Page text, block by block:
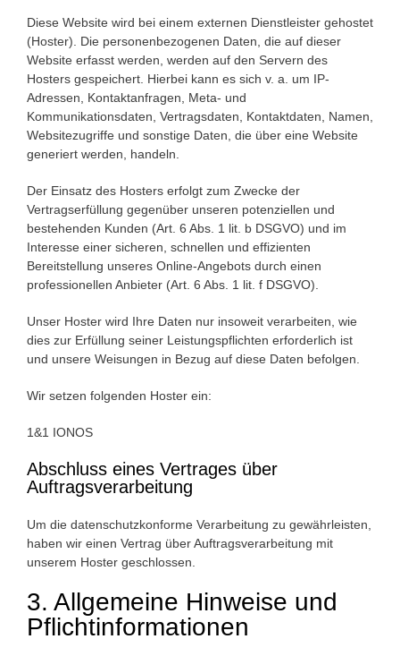
Diese Website wird bei einem externen Dienstleister gehostet
(Hoster). Die personenbezogenen Daten, die auf dieser
Website erfasst werden, werden auf den Servern des
Hosters gespeichert. Hierbei kann es sich v. a. um IP-
Adressen, Kontaktanfragen, Meta- und
Kommunikationsdaten, Vertragsdaten, Kontaktdaten, Namen,
Websitezugriffe und sonstige Daten, die über eine Website
generiert werden, handeln.
Der Einsatz des Hosters erfolgt zum Zwecke der
Vertragserfüllung gegenüber unseren potenziellen und
bestehenden Kunden (Art. 6 Abs. 1 lit. b DSGVO) und im
Interesse einer sicheren, schnellen und effizienten
Bereitstellung unseres Online-Angebots durch einen
professionellen Anbieter (Art. 6 Abs. 1 lit. f DSGVO).
Unser Hoster wird Ihre Daten nur insoweit verarbeiten, wie
dies zur Erfüllung seiner Leistungspflichten erforderlich ist
und unsere Weisungen in Bezug auf diese Daten befolgen.
Wir setzen folgenden Hoster ein:
1&1 IONOS
Abschluss eines Vertrages über
Auftragsverarbeitung
Um die datenschutzkonforme Verarbeitung zu gewährleisten,
haben wir einen Vertrag über Auftragsverarbeitung mit
unserem Hoster geschlossen.
3. Allgemeine Hinweise und
Pflicht­informationen